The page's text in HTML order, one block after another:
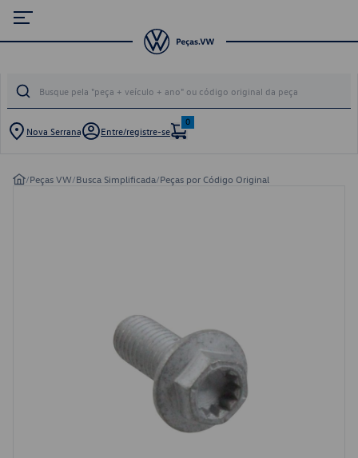
Nova Serrana Entre/registre-se
0
/Peças VW/Busca Simplificada/Peças por Código Original